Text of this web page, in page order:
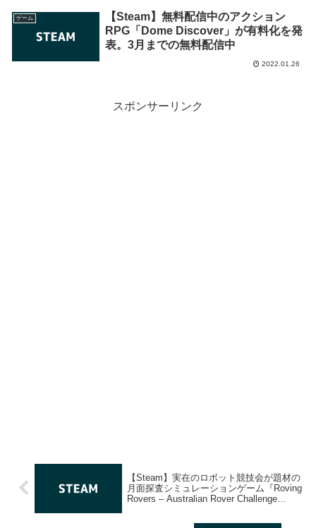
ゲーム
【Steam】無料配信中のアクション
RPG「Dome Discover」が有料化を発
表。3月までの無料配信中
2022.01.26
スポンサーリンク
【Steam】実在のロボット競技会が題材の
月面探査シミュレーションゲーム『Roving
Rovers – Australian Rover Challenge